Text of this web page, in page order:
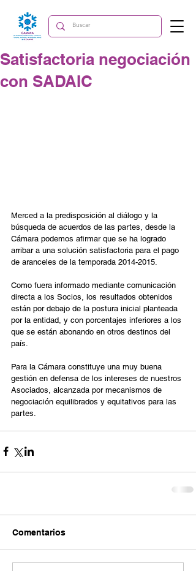
Satisfactoria negociación
con SADAIC
Merced a la predisposición al diálogo y la
búsqueda de acuerdos de las partes, desde la
Cámara podemos afirmar que se ha logrado
arribar a una solución satisfactoria para el pago
de aranceles de la temporada 2014-2015.
Como fuera informado mediante comunicación
directa a los Socios, los resultados obtenidos
están por debajo de la postura inicial planteada
por la entidad, y con porcentajes inferiores a los
que se están abonando en otros destinos del
país.
Para la Cámara constituye una muy buena
gestión en defensa de los intereses de nuestros
Asociados, alcanzada por mecanismos de
negociación equilibrados y equitativos para las
partes.
Comentarios